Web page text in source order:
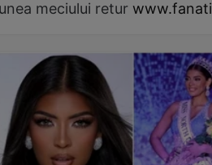
meciului retur